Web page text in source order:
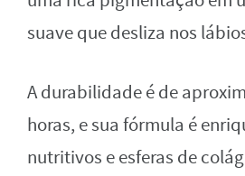
suave que desliza nos
A durabilidade é de
horas, e sua fórmula é
nutritivos e esferas de